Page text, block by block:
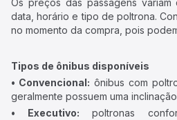
Os preços das passagens
data, horário e tipo de poltrona.
no momento da compra, pois
Tipos de ônibus disponíveis
• Convencional: ônibus com
geralmente possuem uma
• Executivo: poltronas